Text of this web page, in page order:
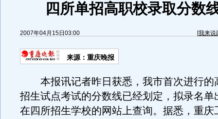
四所单招高职校录取分数
2007年04月15日03:00 [我来说
来源：重庆晚报
本报讯记者昨日获悉，我市首次进行的
招生试点考试的分数线已经划定，拟录名单
在四所招生学校的网站上查询。据悉，重庆